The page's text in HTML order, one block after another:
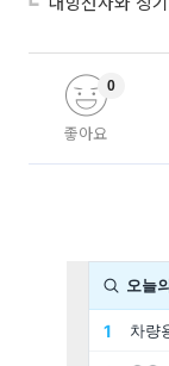
좋아요
0